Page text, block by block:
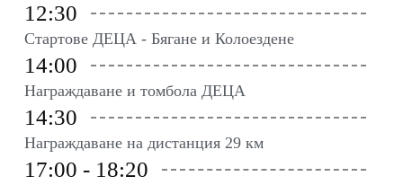
12:30
Стартове ДЕЦА - Бягане и Колоездене
14:00
Награждаване и томбола ДЕЦА
14:30
Награждаване на дистанция 29 км
17:00 - 18:20